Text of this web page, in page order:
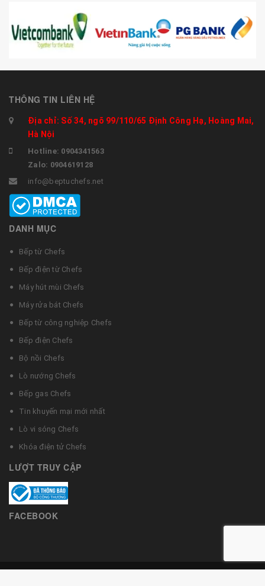
THÔNG TIN LIÊN HỆ
Địa chỉ: Số 34, ngõ 99/110/65 Định Công Hạ, Hoàng Mai,
Hà Nội
Hotline: 0904341563
Zalo: 0904619128
info@beptuchefs.net
DANH MỤC
Bếp từ Chefs
Bếp điện từ Chefs
Máy hút mùi Chefs
Máy rửa bát Chefs
Bếp từ công nghiệp Chefs
Bếp điện Chefs
Bộ nồi Chefs
Lò nướng Chefs
Bếp gas Chefs
Tin khuyến mại mới nhất
Lò vi sóng Chefs
Khóa điện tử Chefs
LƯỢT TRUY CẬP
FACEBOOK